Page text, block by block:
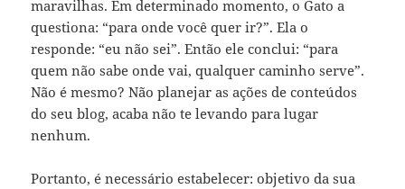
maravilhas. Em determinado momento, o Gato a
questiona: “para onde você quer ir?”. Ela o
responde: “eu não sei”. Então ele conclui: “para
quem não sabe onde vai, qualquer caminho serve”.
Não é mesmo? Não planejar as ações de conteúdos
do seu blog, acaba não te levando para lugar
nenhum.
Portanto, é necessário estabelecer: objetivo da sua